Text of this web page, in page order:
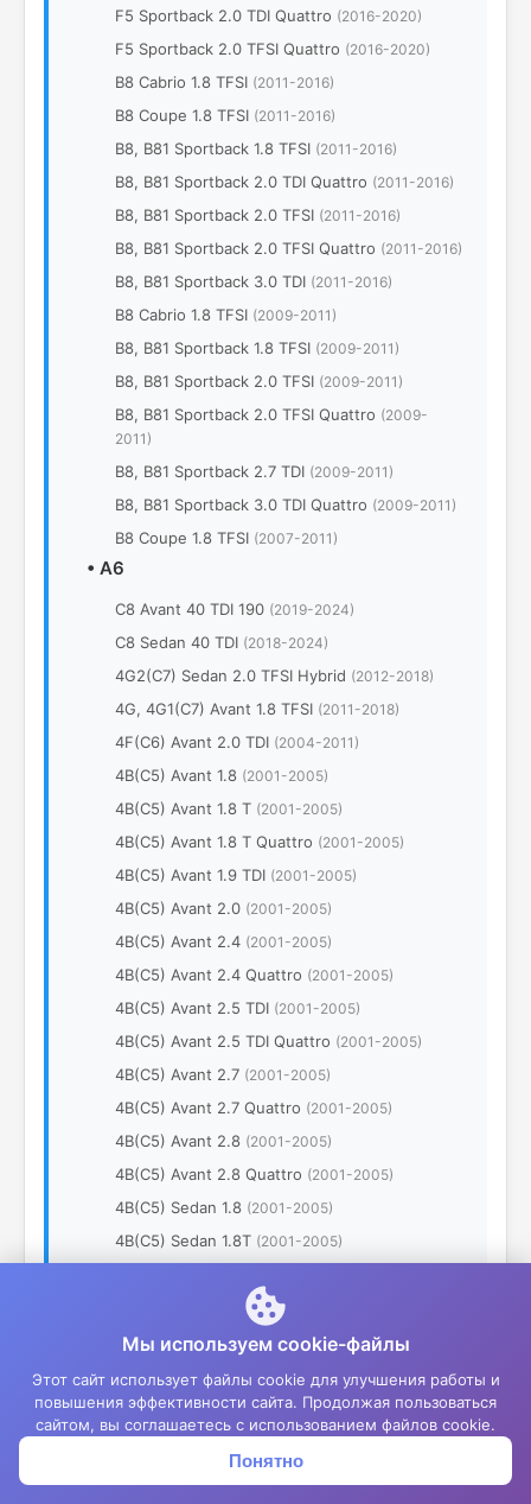
Войти
F5 Sportback 2.0 TDI Quattro (2016-2020)
F5 Sportback 2.0 TFSI Quattro (2016-2020)
B8 Cabrio 1.8 TFSI (2011-2016)
B8 Coupe 1.8 TFSI (2011-2016)
B8, B81 Sportback 1.8 TFSI (2011-2016)
B8, B81 Sportback 2.0 TDI Quattro (2011-2016)
B8, B81 Sportback 2.0 TFSI (2011-2016)
B8, B81 Sportback 2.0 TFSI Quattro (2011-2016)
B8, B81 Sportback 3.0 TDI (2011-2016)
B8 Cabrio 1.8 TFSI (2009-2011)
B8, B81 Sportback 1.8 TFSI (2009-2011)
B8, B81 Sportback 2.0 TFSI (2009-2011)
B8, B81 Sportback 2.0 TFSI Quattro (2009-
2011)
B8, B81 Sportback 2.7 TDI (2009-2011)
B8, B81 Sportback 3.0 TDI Quattro (2009-2011)
B8 Coupe 1.8 TFSI (2007-2011)
• A6
C8 Avant 40 TDI 190 (2019-2024)
C8 Sedan 40 TDI (2018-2024)
4G2(C7) Sedan 2.0 TFSI Hybrid (2012-2018)
4G, 4G1(C7) Avant 1.8 TFSI (2011-2018)
4F(C6) Avant 2.0 TDI (2004-2011)
4B(C5) Avant 1.8 (2001-2005)
4B(C5) Avant 1.8 T (2001-2005)
4B(C5) Avant 1.8 T Quattro (2001-2005)
4B(C5) Avant 1.9 TDI (2001-2005)
4B(C5) Avant 2.0 (2001-2005)
4B(C5) Avant 2.4 (2001-2005)
4B(C5) Avant 2.4 Quattro (2001-2005)
4B(C5) Avant 2.5 TDI (2001-2005)
4B(C5) Avant 2.5 TDI Quattro (2001-2005)
4B(C5) Avant 2.7 (2001-2005)
4B(C5) Avant 2.7 Quattro (2001-2005)
4B(C5) Avant 2.8 (2001-2005)
4B(C5) Avant 2.8 Quattro (2001-2005)
4B(C5) Sedan 1.8 (2001-2005)
4B(C5) Sedan 1.8T (2001-2005)
4B(C5) Sedan 1.9 TDI(2001-2005)
4B(C5) Sedan 2.0(2001-2005)
4B(C5) Sedan 2.4(2001-2005)
4B(C5) Sedan 2.4 Quattro(2001-2005)
4B(C5) Sedan 2.5 TDI(2001-2005)
4B(C5) Avant 1.8
Мы используем cookie-файлы
Этот сайт использует файлы cookie для улучшения работы и
повышения эффективности сайта. Продолжая пользоваться
сайтом, вы соглашаетесь с использованием файлов cookie.
Понятно